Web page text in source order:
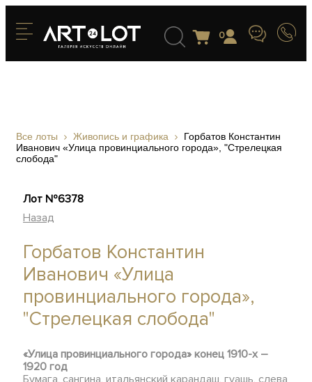
0
Все лоты Живопись и графика
Горбатов Константин
Иванович «Улица провинциального города», "Стрелецкая
слобода"
Лот №6378
Назад
Горбатов Константин
Иванович «Улица
провинциального города»,
"Стрелецкая слобода"
«Улица провинциального города» конец 1910-х –
1920 год
Бумага, сангина, итальянский карандаш, гуашь, слева